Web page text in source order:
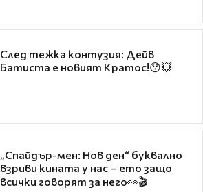
След тежка контузия: Дейв
Батиста е новият Кратос!😯💥
„Спайдър-мен: Нов ден“ буквално
взриви кината у нас – ето защо
всички говорят за него👀🎬